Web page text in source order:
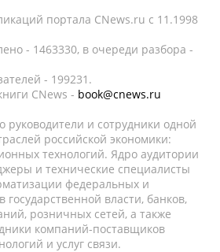
портала CNews.ru c 11.1998
- 1463330, в очереди разбора -
- 199231.
CNews - book@cnews.ru
руководители и сотрудники одной
российской экономики:
технологий. Ядро аудитории
и технические специалисты
федеральных и
государственной власти, банков,
розничных сетей, а также
компаний-поставщиков
и услуг связи.